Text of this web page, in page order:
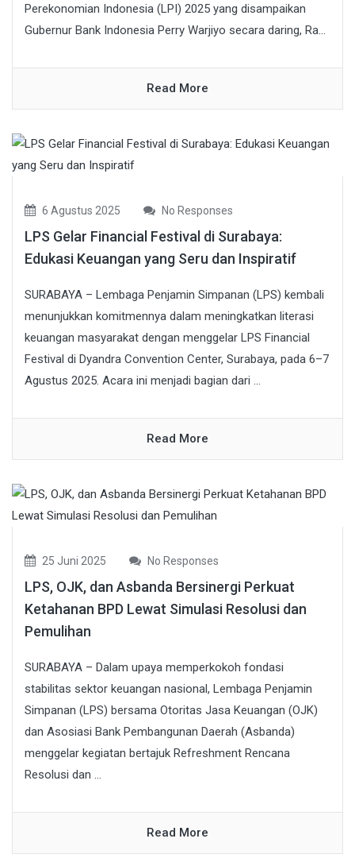
Perekonomian Indonesia (LPI) 2025 yang disampaikan
Gubernur Bank Indonesia Perry Warjiyo secara daring, Ra...
Read More
6 Agustus 2025 No Responses
LPS Gelar Financial Festival di Surabaya:
Edukasi Keuangan yang Seru dan Inspiratif
SURABAYA – Lembaga Penjamin Simpanan (LPS) kembali
menunjukkan komitmennya dalam meningkatkan literasi
keuangan masyarakat dengan menggelar LPS Financial
Festival di Dyandra Convention Center, Surabaya, pada 6–7
Agustus 2025. Acara ini menjadi bagian dari ...
Read More
25 Juni 2025 No Responses
LPS, OJK, dan Asbanda Bersinergi Perkuat
Ketahanan BPD Lewat Simulasi Resolusi dan
Pemulihan
SURABAYA – Dalam upaya memperkokoh fondasi
stabilitas sektor keuangan nasional, Lembaga Penjamin
Simpanan (LPS) bersama Otoritas Jasa Keuangan (OJK)
dan Asosiasi Bank Pembangunan Daerah (Asbanda)
menggelar kegiatan bertajuk Refreshment Rencana
Resolusi dan ...
Read More